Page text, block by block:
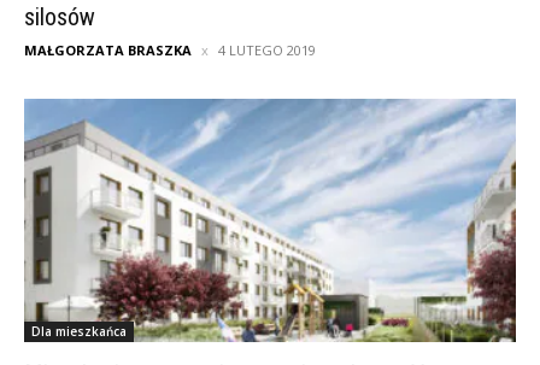
silosów
MAŁGORZATA BRASZKA 4 LUTEGO 2019
Dla mieszkańca